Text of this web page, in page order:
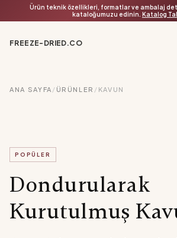
Ürün teknik özellikleri, formatlar ve ambalaj
kataloğumuzu edinin. Katalog
FREEZE-DRIED.CO
ANA SAYFA / ÜRÜNLER / KAVUN
POPÜLER
Dondurularak
Kurutulmuş